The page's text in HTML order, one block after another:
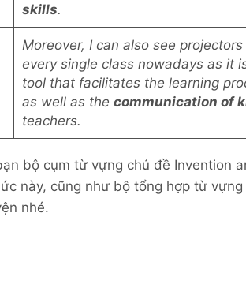
skills.
Moreover, I can also see
every single class nowadays as it
tool that facilitates the learning
as well as the communication of
teachers.
bộ cụm từ vựng chủ đề Invention
này, cũng như bộ tổng hợp từ vựng
nhé.